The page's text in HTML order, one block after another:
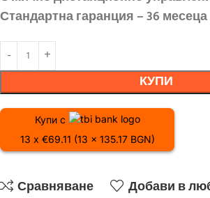
Стандартна гаранция – 36 месеца
КУПИ
Купи с
13 x €69.11 (13 x 135.17 BGN)
Сравняване Добави в